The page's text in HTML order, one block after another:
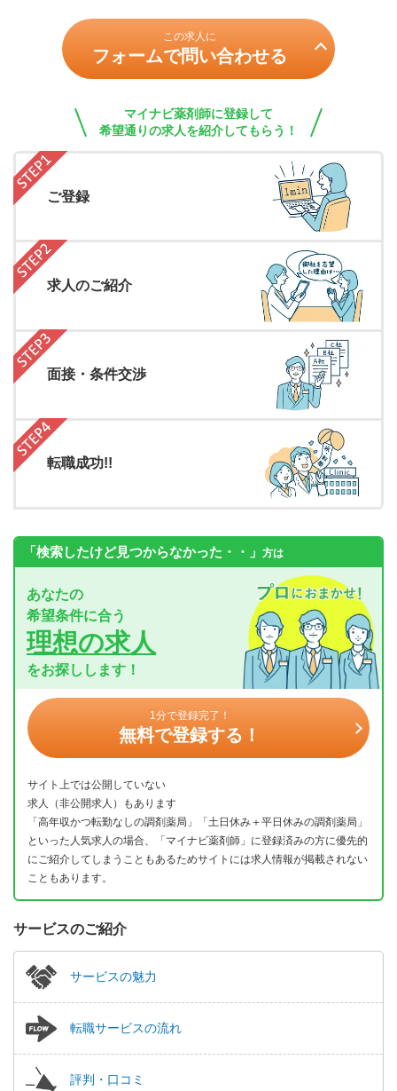
この求人に
フォームで問い合わせる
マイナビ薬剤師に登録して
希望通りの求人を紹介してもらう！
ご登録
求人のご紹介
面接・条件交渉
転職成功!!
「検索したけど見つからなかった・・」 方は
あなたの
希望条件に合う
理想の求人
をお探しします！
1分で登録完了！
無料で登録する！
サイト上では公開していない
求人（非公開求人）もあります
「高年収かつ転勤なしの調剤薬局」「土日休み＋平日休みの調剤薬局」
といった人気求人の場合、「マイナビ薬剤師」に登録済みの方に優先的
にご紹介してしまうこともあるためサイトには求人情報が掲載されない
こともあります。
サービスのご紹介
サービスの魅力
転職サービスの流れ
評判・口コミ